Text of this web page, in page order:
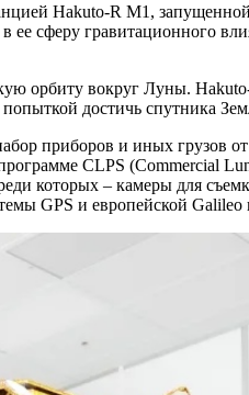
Hakuto-R M1,
сферу гравитационного
орбиту вокруг Луны.
достичь спутника
приборов и иных грузов
CLPS (Commercial
которых – камеры для
GPS и европейской Galileo